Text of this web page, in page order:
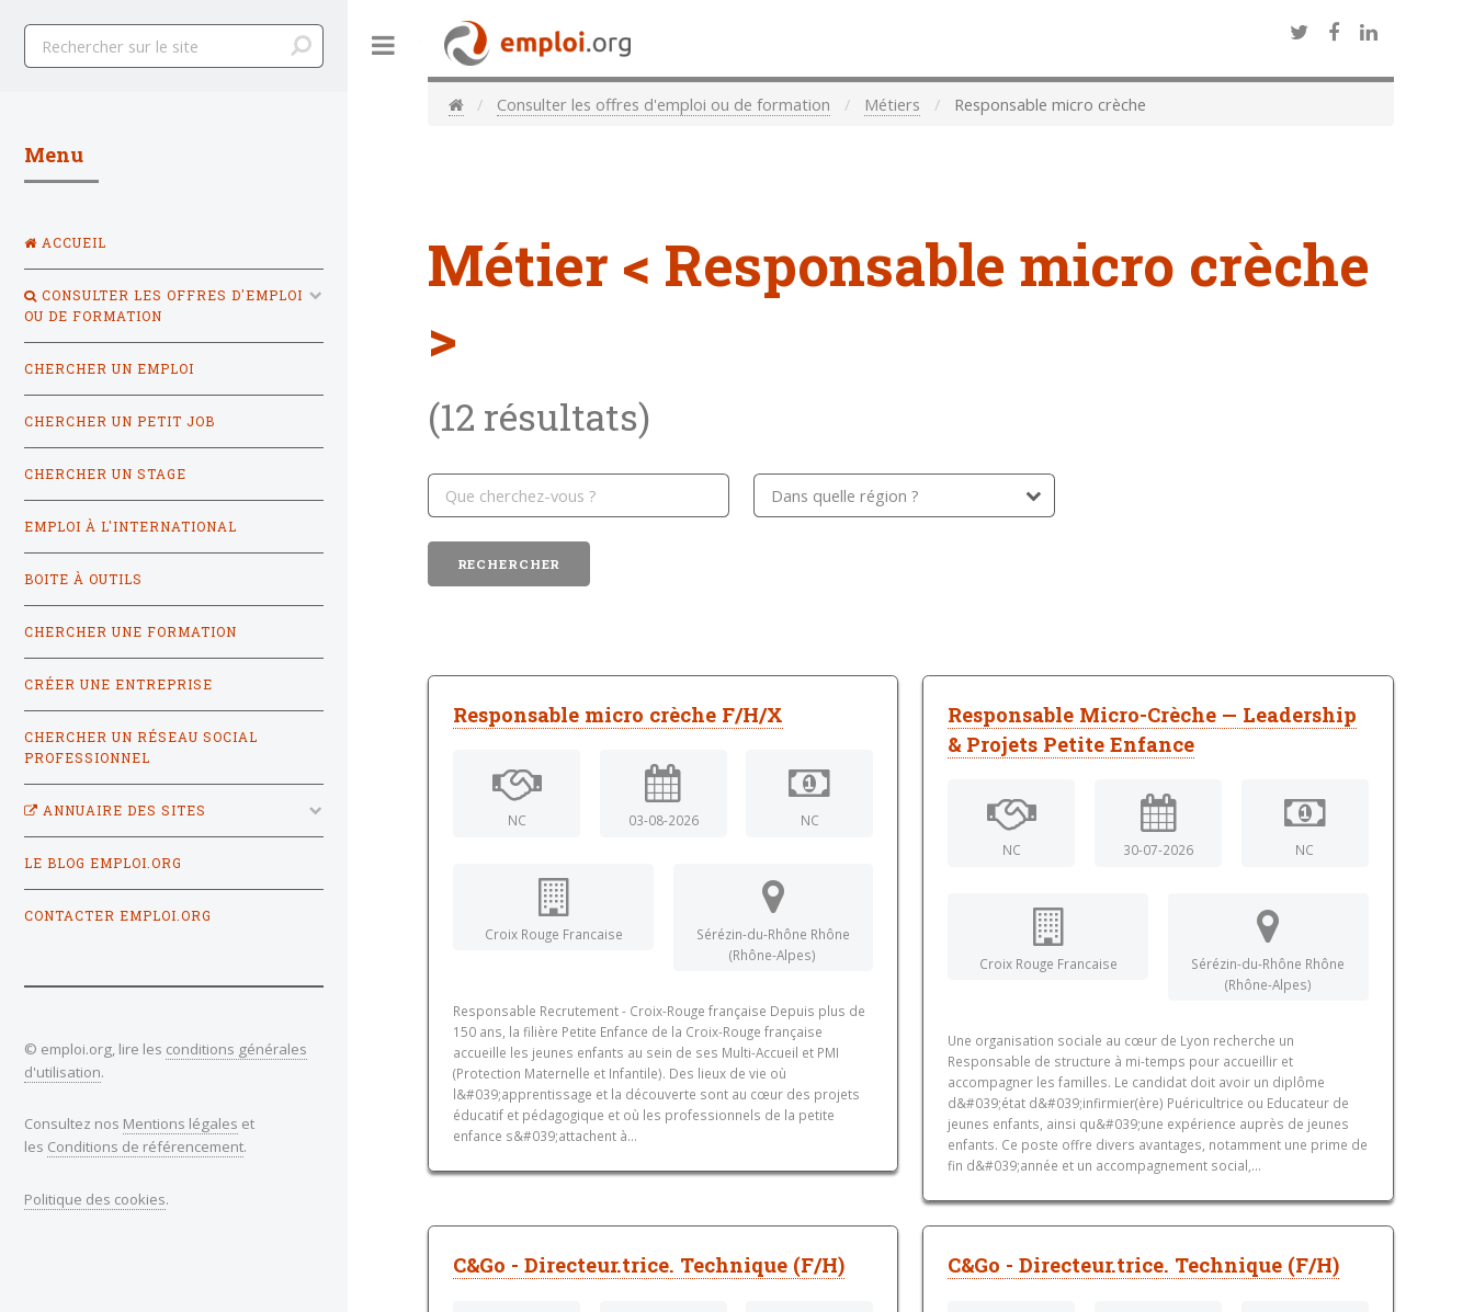
Consulter les offres d'emploi ou de formation Métiers Responsable micro crèche
Métier < Responsable micro crèche
>
(12 résultats)
Responsable micro crèche F/H/X
NC 03-08-2026 NC
Croix Rouge Francaise
Sérézin-du-Rhône Rhône
(Rhône-Alpes)
Responsable Recrutement - Croix-Rouge française Depuis plus de
150 ans, la filière Petite Enfance de la Croix-Rouge française
accueille les jeunes enfants au sein de ses Multi-Accueil et PMI
(Protection Maternelle et Infantile). Des lieux de vie où
l&#039;apprentissage et la découverte sont au cœur des projets
éducatif et pédagogique et où les professionnels de la petite
enfance s&#039;attachent à...
Responsable Micro-Crèche — Leadership
& Projets Petite Enfance
NC 30-07-2026 NC
Croix Rouge Francaise
Sérézin-du-Rhône Rhône
(Rhône-Alpes)
Une organisation sociale au cœur de Lyon recherche un
Responsable de structure à mi-temps pour accueillir et
accompagner les familles. Le candidat doit avoir un diplôme
d&#039;état d&#039;infirmier(ère) Puéricultrice ou Educateur de
jeunes enfants, ainsi qu&#039;une expérience auprès de jeunes
enfants. Ce poste offre divers avantages, notamment une prime de
fin d&#039;année et un accompagnement social,...
C&Go - Directeur.trice. Technique (F/H) C&Go - Directeur.trice. Technique (F/H)
Menu
ACCUEIL
CONSULTER LES OFFRES D'EMPLOI
OU DE FORMATION
CHERCHER UN EMPLOI
CHERCHER UN PETIT JOB
CHERCHER UN STAGE
EMPLOI À L'INTERNATIONAL
BOITE À OUTILS
CHERCHER UNE FORMATION
CRÉER UNE ENTREPRISE
CHERCHER UN RÉSEAU SOCIAL
PROFESSIONNEL
ANNUAIRE DES SITES
LE BLOG EMPLOI.ORG
CONTACTER EMPLOI.ORG
© emploi.org, lire les conditions générales
d'utilisation.
Consultez nos Mentions légales et
les Conditions de référencement.
Politique des cookies.
Toggle